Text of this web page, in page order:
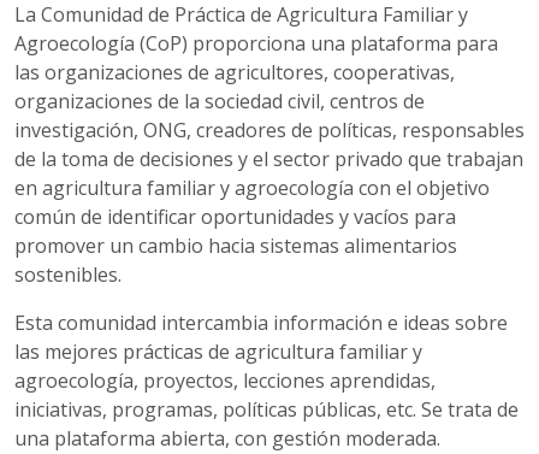
La Comunidad de Práctica de Agricultura Familiar y
Agroecología (CoP) proporciona una plataforma para
las organizaciones de agricultores, cooperativas,
organizaciones de la sociedad civil, centros de
investigación, ONG, creadores de políticas, responsables
de la toma de decisiones y el sector privado que trabajan
en agricultura familiar y agroecología con el objetivo
común de identificar oportunidades y vacíos para
promover un cambio hacia sistemas alimentarios
sostenibles.
Esta comunidad intercambia información e ideas sobre
las mejores prácticas de agricultura familiar y
agroecología, proyectos, lecciones aprendidas,
iniciativas, programas, políticas públicas, etc. Se trata de
una plataforma abierta, con gestión moderada.